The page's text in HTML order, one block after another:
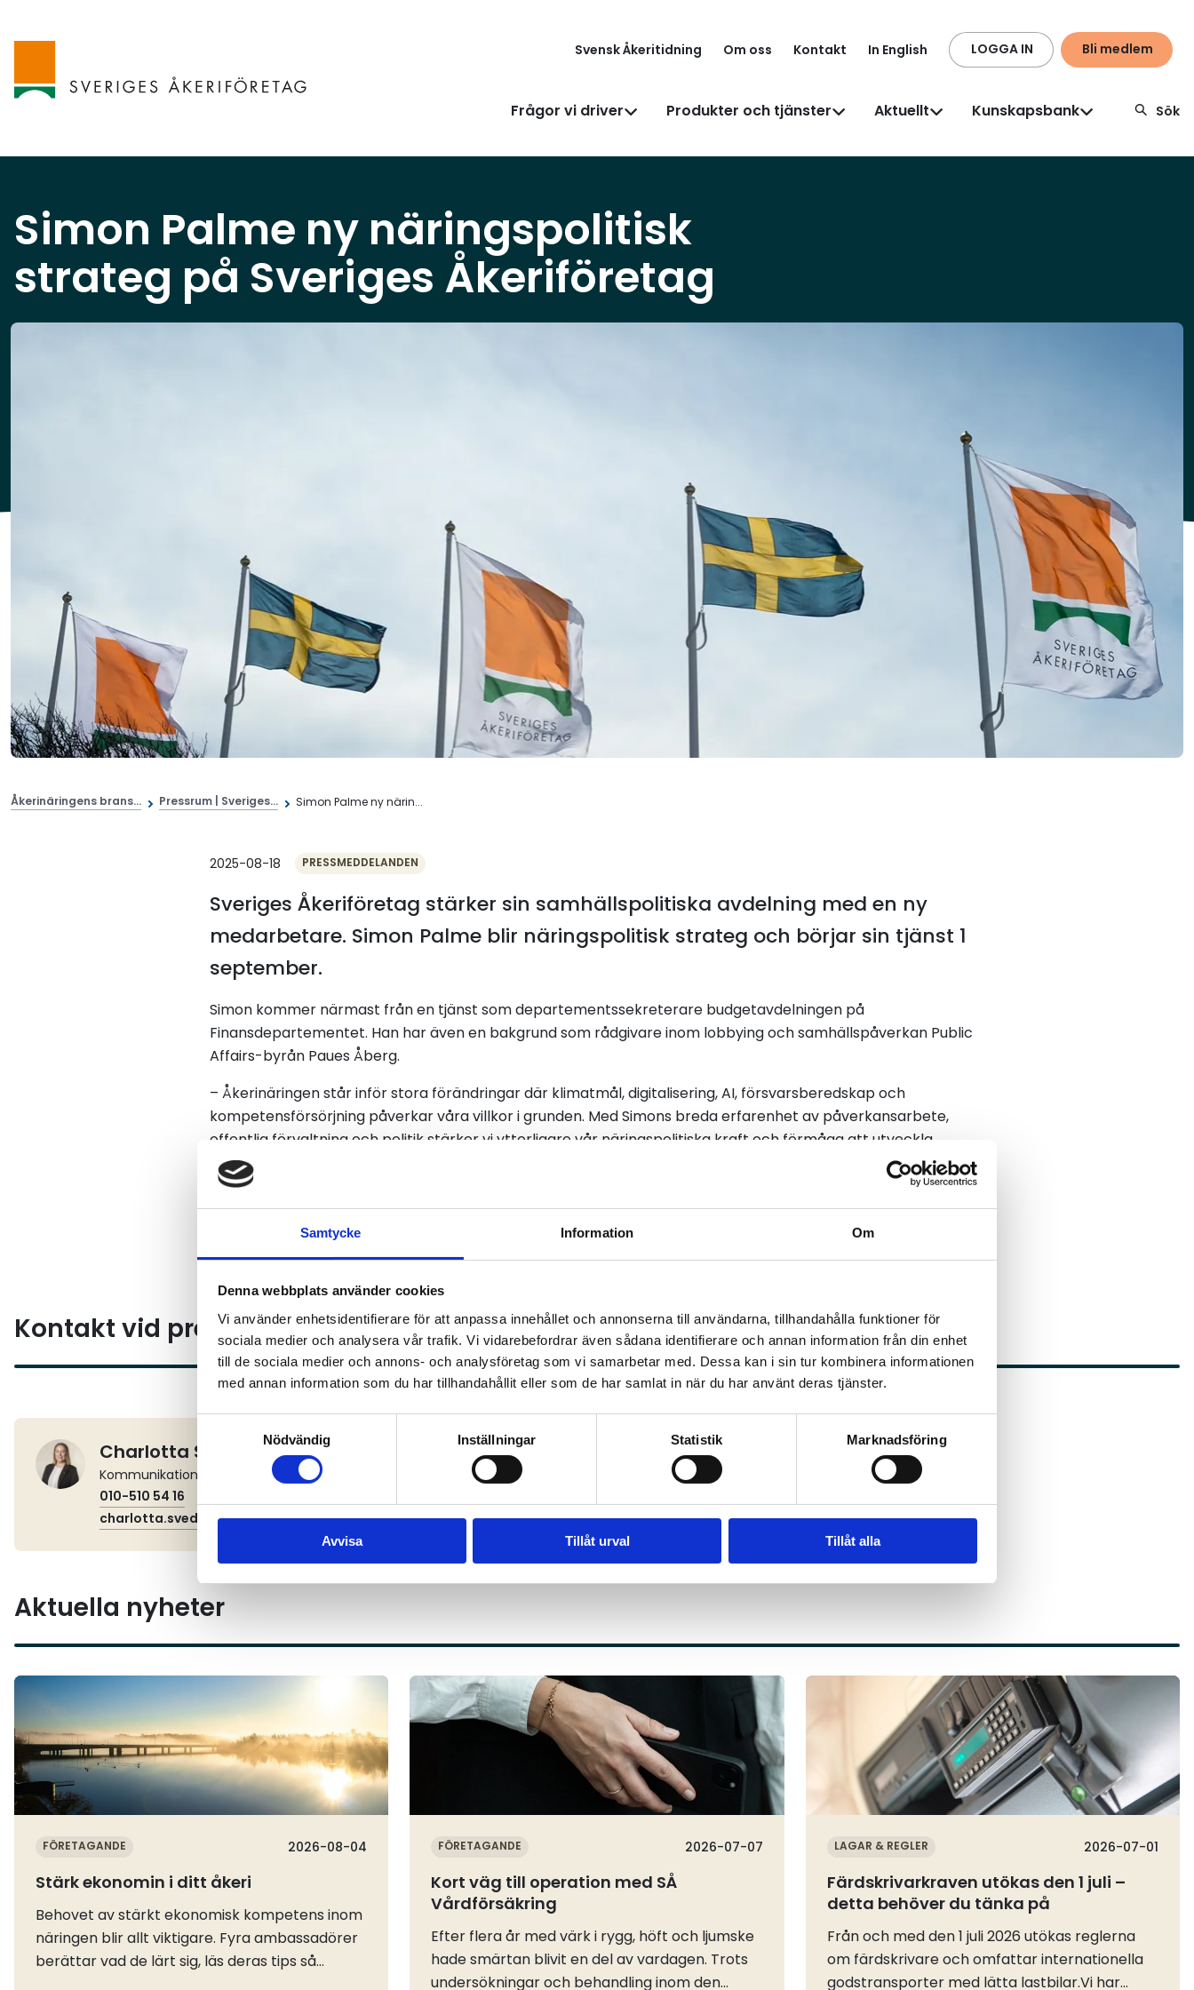
Samtycke Information Om
Denna webbplats använder cookies
Vi använder enhetsidentifierare för att anpassa innehållet och annonserna till användarna, tillhandahålla funktioner för
sociala medier och analysera vår trafik. Vi vidarebefordrar även sådana identifierare och annan information från din enhet
till de sociala medier och annons- och analysföretag som vi samarbetar med. Dessa kan i sin tur kombinera informationen
med annan information som du har tillhandahållit eller som de har samlat in när du har använt deras tjänster.
Nödvändig
Inställningar Statistik Marknadsföring
Avvisa Tillåt urval Tillåt alla
Svensk Åkeritidning Om oss Kontakt In English LOGGA IN Bli medlem
Frågor vi driver Produkter och tjänster Aktuellt Kunskapsbank Sök
Simon Palme ny näringspolitisk
strateg på Sveriges Åkeriföretag
Åkerinäringens brans... Pressrum | Sveriges... Simon Palme ny närin...
2025-08-18 PRESSMEDDELANDEN
Sveriges Åkeriföretag stärker sin samhällspolitiska avdelning med en ny
medarbetare. Simon Palme blir näringspolitisk strateg och börjar sin tjänst 1
september.
Simon kommer närmast från en tjänst som departementssekreterare budgetavdelningen på
Finansdepartementet. Han har även en bakgrund som rådgivare inom lobbying och samhällspåverkan Public
Affairs-byrån Paues Åberg.
– Åkerinäringen står inför stora förändringar där klimatmål, digitalisering, AI, försvarsberedskap och
kompetensförsörjning påverkar våra villkor i grunden. Med Simons breda erfarenhet av påverkansarbete,
offentlig förvaltning och politik stärker vi ytterligare vår näringspolitiska kraft och förmåga att utveckla
förutsättningarna för en samhällsbärande bransch, säger Oscar Hyléen, vd, Sveriges Åkeriföretag.
ser fram emot att ansluta till Sveriges Åkeriföretags arbete i en tid när branschen spelar en nyckelroll i flera
viktiga närings- och samhällsfrågor, säger Simon Palme.
Kontakt vid pressfrågor
Charlotta Sved
Kommunikationschef
010-510 54 16
charlotta.sved@akeri.se
Aktuella nyheter
FÖRETAGANDE 2026-08-04
Stärk ekonomin i ditt åkeri
Behovet av stärkt ekonomisk kompetens inom
näringen blir allt viktigare. Fyra ambassadörer
berättar vad de lärt sig, läs deras tips så
Läs mer
FÖRETAGANDE 2026-07-07
Kort väg till operation med SÅ
Vårdförsäkring
Efter flera år med värk i rygg, höft och ljumske
hade smärtan blivit en del av vardagen. Trots
undersökningar och behandling inom den
Läs mer
LAGAR & REGLER 2026-07-01
Färdskrivarkraven utökas den 1 juli –
detta behöver du tänka på
Från och med den 1 juli 2026 utökas reglerna
om färdskrivare och omfattar internationella
godstransporter med lätta lastbilar.Vi har
Läs mer